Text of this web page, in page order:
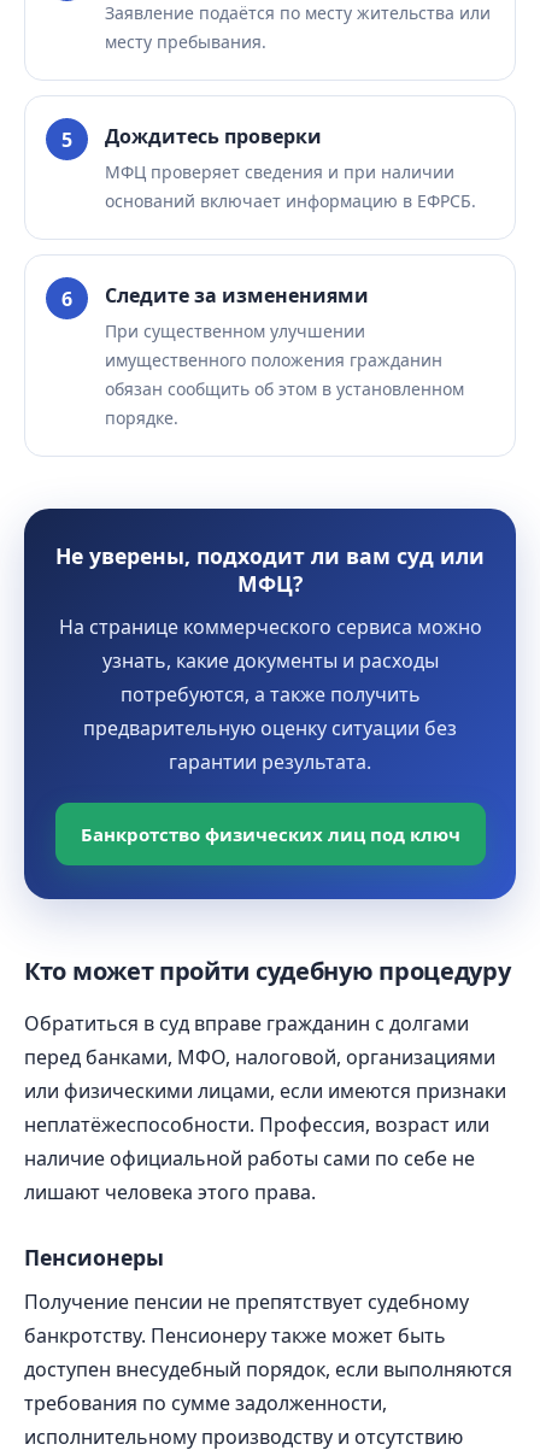
Заявление подаётся по месту жительства или
месту пребывания.
Дождитесь проверки
МФЦ проверяет сведения и при наличии
оснований включает информацию в ЕФРСБ.
Следите за изменениями
При существенном улучшении
имущественного положения гражданин
обязан сообщить об этом в установленном
порядке.
Не уверены, подходит ли вам суд или
МФЦ?
На странице коммерческого сервиса можно
узнать, какие документы и расходы
потребуются, а также получить
предварительную оценку ситуации без
гарантии результата.
Банкротство физических лиц под ключ
Кто может пройти судебную процедуру
Обратиться в суд вправе гражданин с долгами
перед банками, МФО, налоговой, организациями
или физическими лицами, если имеются признаки
неплатёжеспособности. Профессия, возраст или
наличие официальной работы сами по себе не
лишают человека этого права.
Пенсионеры
Получение пенсии не препятствует судебному
банкротству. Пенсионеру также может быть
доступен внесудебный порядок, если выполняются
требования по сумме задолженности,
исполнительному производству и отсутствию